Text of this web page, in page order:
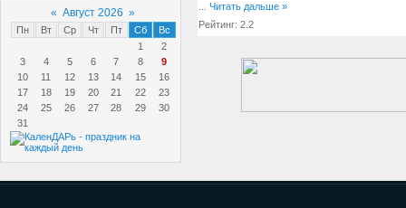
« Август 2026 »
Пн Вт Ср Чт Пт Сб
Вс
1
2
3
4 5 6 7 8
9
10
11 12 13 14 15
16
17
18 19 20 21 22
23
24
25 26 27 28 29
30
31
Читать дальше »
Рейтинг: 2.2